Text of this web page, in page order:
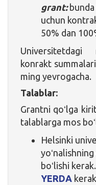
grant:
uchun
50% dan
Universitetdagi
konrakt
ming yevrogacha.
Talablar:
Grantni qoʻlga
talablarga mos
Helsinki
boʻlishi
YERDA